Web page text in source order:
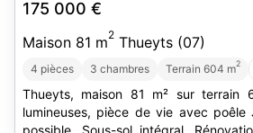
175 000 €
Maison 81 m2 Thueyts (07)
4 pièces 3 chambres Terrain 604 m2
Thueyts, maison 81 m² sur terrain
lumineuses, pièce de vie avec poêle
possible. Sous-sol intégral.